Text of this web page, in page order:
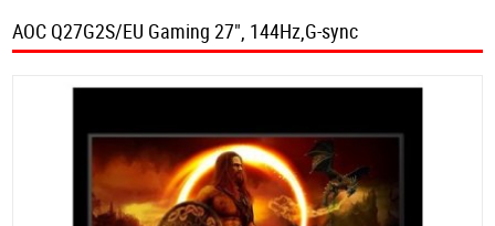
AOC Q27G2S/EU Gaming 27", 144Hz,G-sync